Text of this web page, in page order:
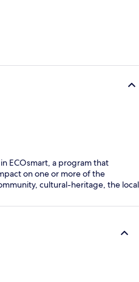
ECOsmart, a program that
on one or more of the
cultural-heritage, the local